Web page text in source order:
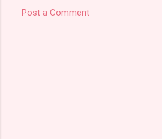
Post a Comment